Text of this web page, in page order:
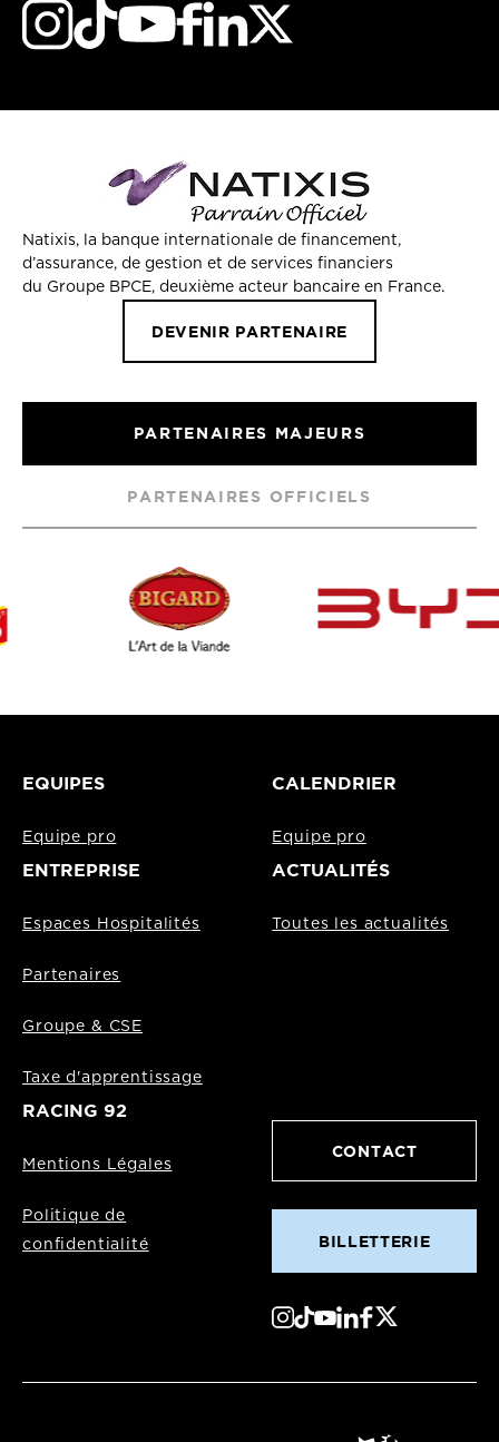
Natixis, la banque internationale de financement,
d’assurance, de gestion et de services financiers
du Groupe BPCE, deuxième acteur bancaire en France.
DEVENIR PARTENAIRE
PARTENAIRES MAJEURS
PARTENAIRES OFFICIELS
EQUIPES
Equipe pro
CALENDRIER
Equipe pro
ENTREPRISE
Espaces Hospitalités
Partenaires
Groupe & CSE
Taxe d'apprentissage
ACTUALITÉS
Toutes les actualités
RACING 92
Mentions Légales
Politique de
confidentialité
CONTACT
BILLETTERIE